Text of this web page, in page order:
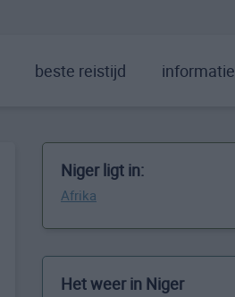
beste reistijd informatie
Niger ligt in:
Afrika
Het weer in Niger